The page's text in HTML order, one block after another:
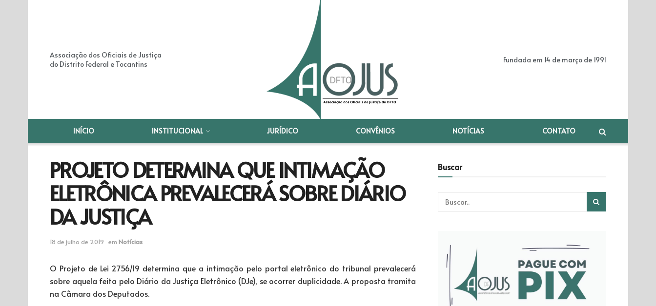
Associação dos Oficiais de Justiça
do Distrito Federal e Tocantins
Fundada em 14 de março de 1991
INÍCIO INSTITUCIONAL JURÍDICO CONVÊNIOS NOTÍCIAS CONTATO
PROJETO DETERMINA QUE INTIMAÇÃO
ELETRÔNICA PREVALECERÁ SOBRE DIÁRIO
DA JUSTIÇA
18 de julho de 2019 em Notícias
O Projeto de Lei 2756/19 determina que a intimação pelo portal eletrônico do tribunal prevalecerá
sobre aquela feita pelo Diário da Justiça Eletrônico (DJe), se ocorrer duplicidade. A proposta tramita
na Câmara dos Deputados.
Buscar